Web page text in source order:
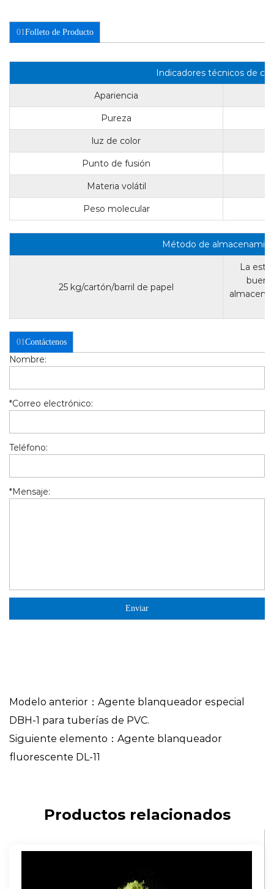
01Folleto de Producto
Indicadores técnicos de
Apariencia
Pureza
luz de color
Punto de fusión
Materia volátil
Peso molecular
Método de
25 kg/cartón/barril de papel
La
01Contáctenos
Nombre:
*Correo electrónico:
Teléfono:
*Mensaje:
Modelo anterior：Agente blanqueador especial
DBH-1 para tuberías de PVC.
Siguiente elemento：Agente blanqueador
fluorescente DL-11
Productos relacionados